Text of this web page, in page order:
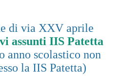
di via XXV aprile
assunti IIS Patetta
anno scolastico non
la IIS Patetta)